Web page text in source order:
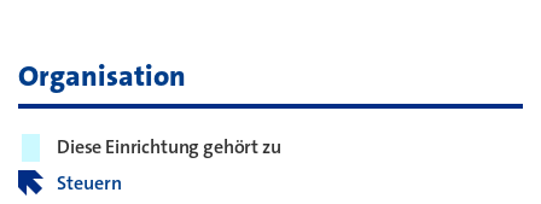
Organisation
Diese Einrichtung gehört zu
Steuern